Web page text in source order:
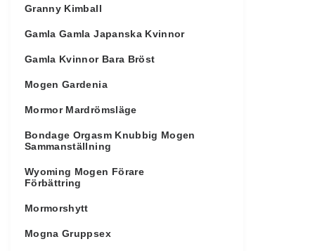
Granny Kimball
Gamla Gamla Japanska Kvinnor
Gamla Kvinnor Bara Bröst
Mogen Gardenia
Mormor Mardrömsläge
Bondage Orgasm Knubbig Mogen
Sammanställning
Wyoming Mogen Förare
Förbättring
Mormorshytt
Mogna Gruppsex